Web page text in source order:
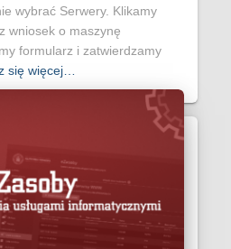
wybrać Serwery. Klikamy
wniosek o maszynę
formularz i zatwierdzamy
się więcej…